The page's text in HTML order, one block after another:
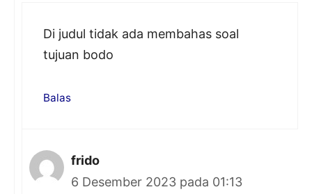
Di judul tidak ada membahas soal
tujuan bodo
Balas
frido
6 Desember 2023 pada 01:13